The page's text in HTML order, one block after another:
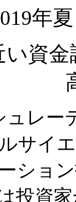
年
い資
ュレー
サイ
ショ
投資